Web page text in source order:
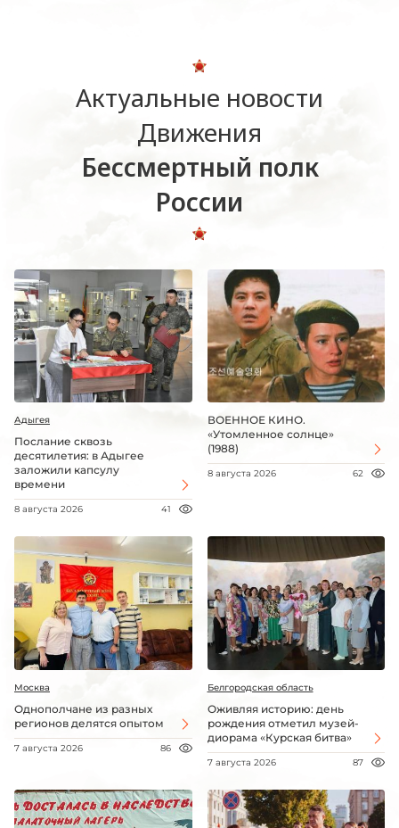
Актуальные новости
Движения
Бессмертный полк
России
Адыгея
Послание сквозь
десятилетия: в Адыгее
заложили капсулу
времени
8 августа 2026 41
ВОЕННОЕ КИНО.
«Утомленное солнце»
(1988)
8 августа 2026 62
Москва
Однополчане из разных
регионов делятся опытом
7 августа 2026 86
Белгородская область
Оживляя историю: день
рождения отметил музей-
диорама «Курская битва»
7 августа 2026 87